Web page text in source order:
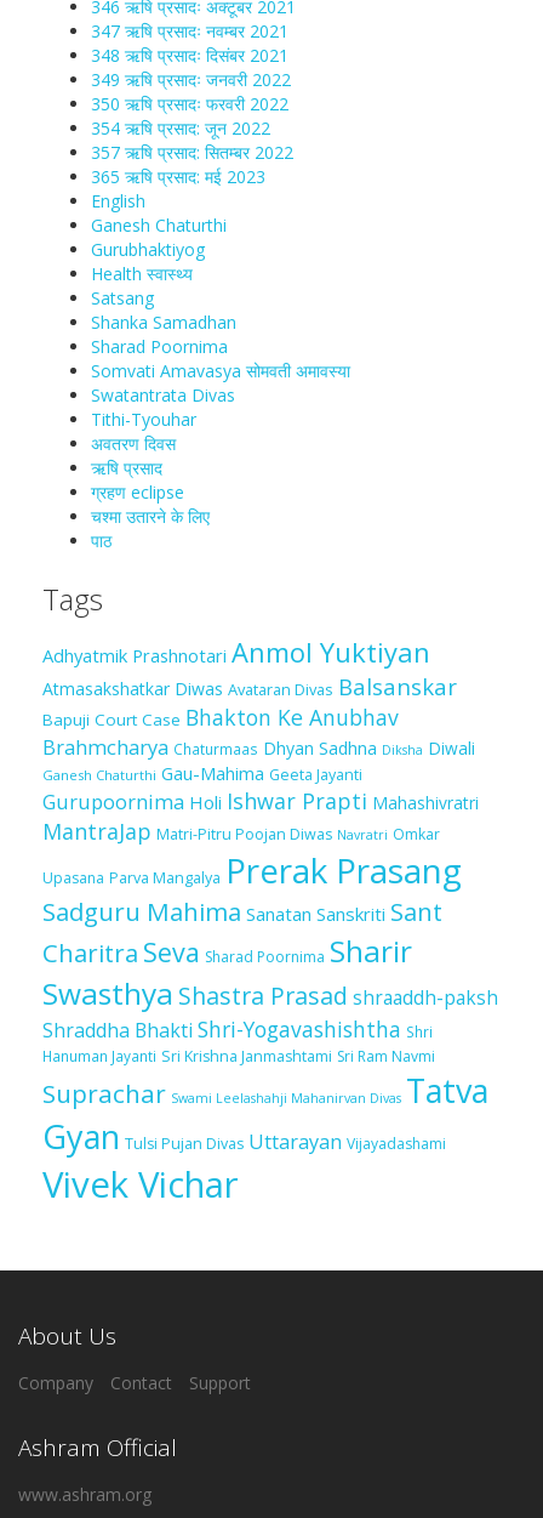
346 ऋषि प्रसादः अक्टूबर 2021
347 ऋषि प्रसादः नवम्बर 2021
348 ऋषि प्रसादः दिसंबर 2021
349 ऋषि प्रसादः जनवरी 2022
350 ऋषि प्रसादः फरवरी 2022
354 ऋषि प्रसाद: जून 2022
357 ऋषि प्रसाद: सितम्बर 2022
365 ऋषि प्रसाद: मई 2023
English
Ganesh Chaturthi
Gurubhaktiyog
Health स्वास्‍थ्‍य
Satsang
Shanka Samadhan
Sharad Poornima
Somvati Amavasya सोमवती अमावस्या
Swatantrata Divas
Tithi-Tyouhar
अवतरण दिवस
ऋषि प्रसाद
ग्रहण eclipse
चश्मा‍ उतारने के लिए
पाठ
Tags
Adhyatmik Prashnotari Anmol Yuktiyan
Atmasakshatkar Diwas Avataran Divas Balsanskar
Bapuji Court Case Bhakton Ke Anubhav
Brahmcharya Chaturmaas Dhyan Sadhna Diksha Diwali
Ganesh Chaturthi Gau-Mahima Geeta Jayanti
Gurupoornima Holi Ishwar Prapti Mahashivratri
MantraJap Matri-Pitru Poojan Diwas Navratri Omkar
Upasana Parva Mangalya Prerak Prasang
Sadguru Mahima Sanatan Sanskriti Sant
Charitra Seva Sharad Poornima Sharir
Swasthya Shastra Prasad shraaddh-paksh
Shraddha Bhakti Shri-Yogavashishtha Shri
Hanuman Jayanti Sri Krishna Janmashtami Sri Ram Navmi
Suprachar Swami Leelashahji Mahanirvan Divas Tatva
Gyan Tulsi Pujan Divas Uttarayan Vijayadashami
Vivek Vichar
About Us
Company Contact Support
Ashram Official
www.ashram.org